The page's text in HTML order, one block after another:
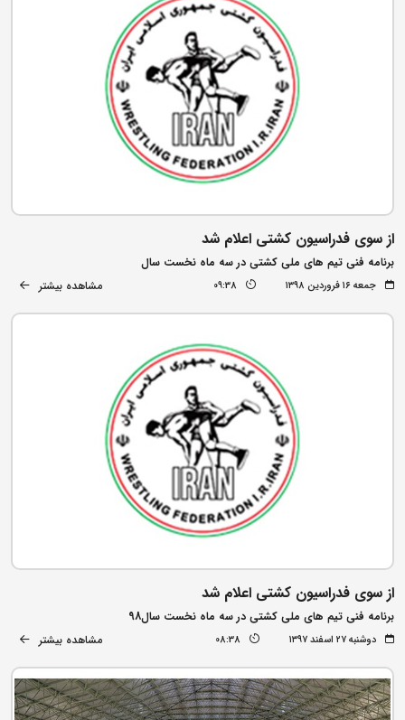
از سوی فدراسیون کشتی اعلام شد
برنامه فنی تیم های ملی کشتی در سه ماه نخست سال
جمعه ۱۶ فروردین ۱۳۹۸ 09:38 مشاهده بیشتر
از سوی فدراسیون کشتی اعلام شد
برنامه فنی تیم های ملی کشتی در سه ماه نخست سال98
دوشنبه ۲۷ اسفند ۱۳۹۷ 08:38 مشاهده بیشتر